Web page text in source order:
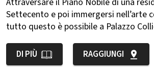
Settecento e poi immergersi nell’arte
tutto questo è possibile a Palazzo
DI PIÙ RAGGIUNGI